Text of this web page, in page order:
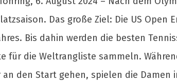
Das große Ziel: Die US Open
Bis dahin werden die besten
für die Weltrangliste sammeln.
an den Start gehen, spielen die